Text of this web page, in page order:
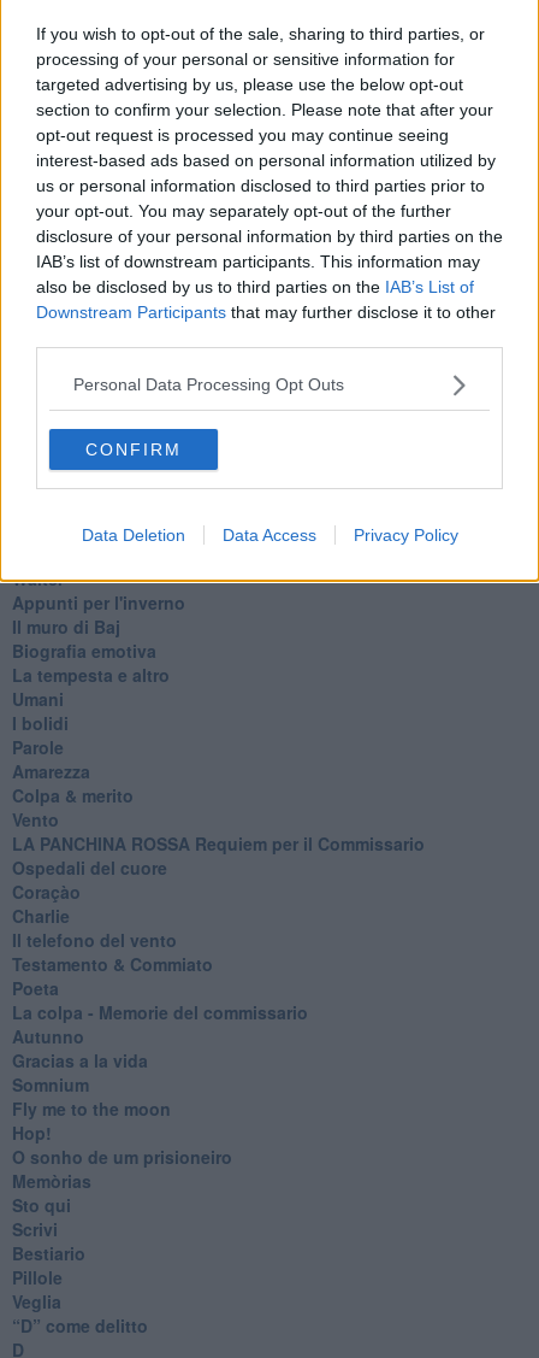
If you wish to opt-out of the sale, sharing to third parties, or
processing of your personal or sensitive information for
targeted advertising by us, please use the below opt-out
section to confirm your selection. Please note that after your
opt-out request is processed you may continue seeing
interest-based ads based on personal information utilized by
us or personal information disclosed to third parties prior to
your opt-out. You may separately opt-out of the further
disclosure of your personal information by third parties on the
IAB’s list of downstream participants. This information may
also be disclosed by us to third parties on the IAB’s List of
Downstream Participants that may further disclose it to other
Personal Data Processing Opt Outs
CONFIRM
Data Deletion Data Access Privacy Policy
Spleen
Lettera a un amico
Lettera al sultano
I sogni del mattino
La calura
Armani
Nuvole
Via Firenze
Album
Tristezza
I libri
La scadenza
Passo a due
Persona
Relitti
Accidenti all’amore
Walter
Appunti per l'inverno
Il muro di Baj
Biografia emotiva
La tempesta e altro
Umani
I bolidi
Parole
Amarezza
Colpa & merito
Vento
​LA PANCHINA ROSSA Requiem per il Commissario
Ospedali del cuore
Coraçào
Charlie
Il telefono del vento
Testamento & Commiato
Poeta
​La colpa - Memorie del commissario
Autunno
Gracias a la vida
Somnium
Fly me to the moon
Hop!
O sonho de um prisioneiro
Memòrias
Sto qui
Scrivi
Bestiario
Pillole
Veglia
​“D” come delitto
D